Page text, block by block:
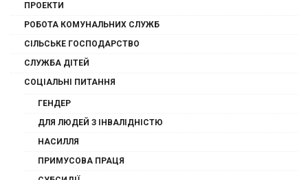
ПРОЕКТИ
РОБОТА КОМУНАЛЬНИХ СЛУЖБ
СІЛЬСЬКЕ ГОСПОДАРСТВО
СЛУЖБА ДІТЕЙ
СОЦІАЛЬНІ ПИТАННЯ
ГЕНДЕР
ДЛЯ ЛЮДЕЙ З ІНВАЛІДНІСТЮ
НАСИЛЛЯ
ПРИМУСОВА ПРАЦЯ